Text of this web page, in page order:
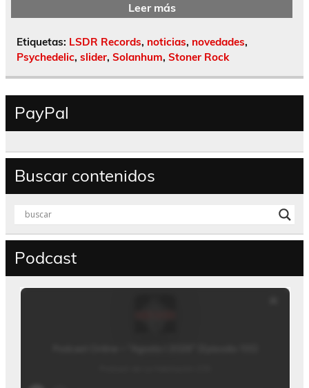
Leer más
Etiquetas: LSDR Records, noticias, novedades,
Psychedelic, slider, Solanhum, Stoner Rock
PayPal
Buscar contenidos
Podcast